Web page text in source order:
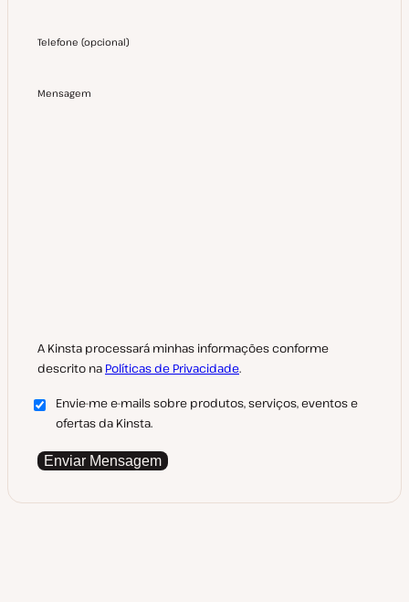
Telefone (opcional)
Mensagem
A Kinsta processará minhas informações conforme
descrito na Políticas de Privacidade.
Envie-me e-mails sobre produtos, serviços, eventos e
ofertas da Kinsta.
Enviar Mensagem